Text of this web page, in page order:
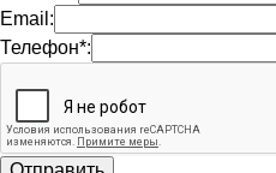
Email:
Телефон*: